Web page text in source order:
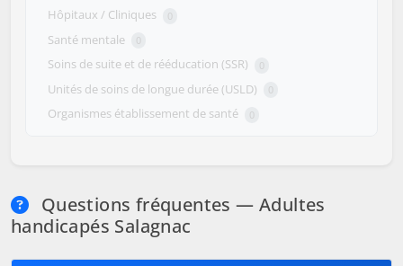
Hôpitaux / Cliniques 0
Santé mentale 0
Soins de suite et de rééducation (SSR) 0
Unités de soins de longue durée (USLD) 0
Organismes établissement de santé 0
Questions fréquentes — Adultes
handicapés Salagnac